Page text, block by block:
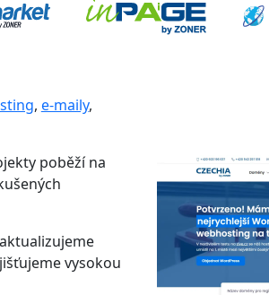
, e-maily,
poběží na
vysokou